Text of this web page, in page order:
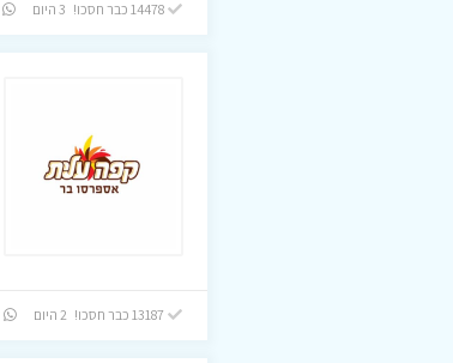
14478 כבר חסכו! 3 היום